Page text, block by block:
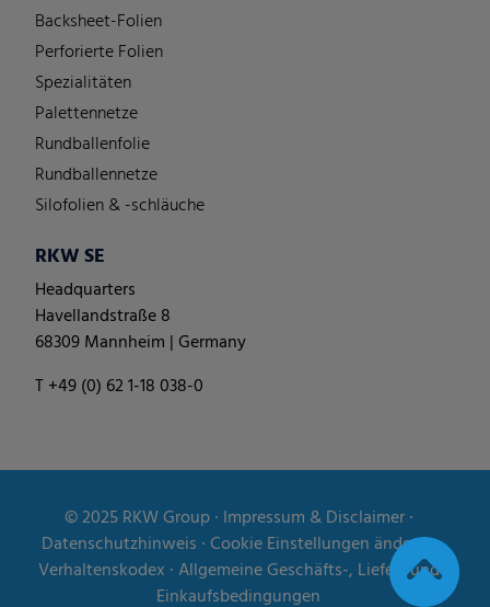
Backsheet-Folien
Perforierte Folien
Spezialitäten
Palettennetze
Rundballenfolie
Rundballennetze
Silofolien & -schläuche
RKW SE
Headquarters
Havellandstraße 8
68309 Mannheim | Germany
T +49 (0) 62 1-18 038-0
© 2025RKW Group∙ Impressum & Disclaimer∙
Datenschutzhinweis ∙Cookie Einstellungen ändern∙
Verhaltenskodex ∙Allgemeine Geschäfts-, Liefer- und
Einkaufsbedingungen